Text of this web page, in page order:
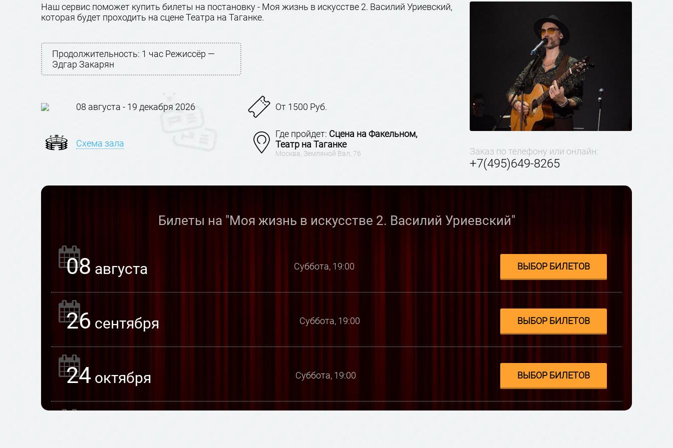
Наш сервис поможет купить билеты на постановку - Моя жизнь в искусстве 2. Василий Уриевский,
которая будет проходить на сцене Театра на Таганке.
Продолжительность: 1 час Режиссёр —
Эдгар Закарян
08 августа - 19 декабря 2026 От 1500 Руб.
Схема зала
Где пройдет: Сцена на Факельном,
Театр на Таганке
Москва, Земляной Вал, 76 Заказ по телефону или онлайн:
+7(495)649-8265
Билеты на "Моя жизнь в искусстве 2. Василий Уриевский"
08 августа Суббота, 19:00 ВЫБОР БИЛЕТОВ
26 сентября Суббота, 19:00 ВЫБОР БИЛЕТОВ
24 октября Суббота, 19:00 ВЫБОР БИЛЕТОВ